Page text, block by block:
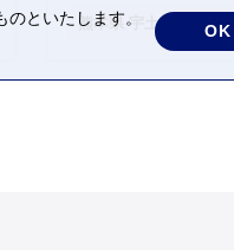
熊本県 宇土市
といたします。
OK